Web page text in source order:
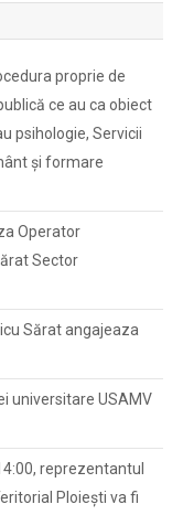
proprie de
ce au ca obiect
psihologie, Servicii
și formare
Operator
Sector
Sărat angajeaza
universitare USAMV
reprezentantul
Ploieşti va fi